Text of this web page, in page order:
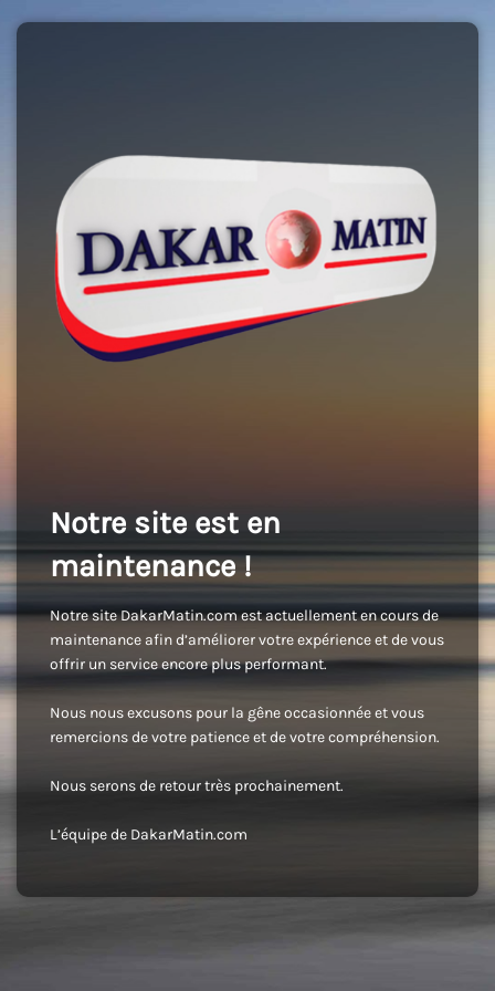
Notre site est en
maintenance !
Notre site DakarMatin.com est actuellement en cours de
maintenance afin d’améliorer votre expérience et de vous
offrir un service encore plus performant.
Nous nous excusons pour la gêne occasionnée et vous
remercions de votre patience et de votre compréhension.
Nous serons de retour très prochainement.
L’équipe de DakarMatin.com